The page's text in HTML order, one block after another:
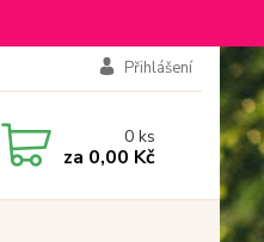
Přihlášení
0ks
za 0,00 Kč